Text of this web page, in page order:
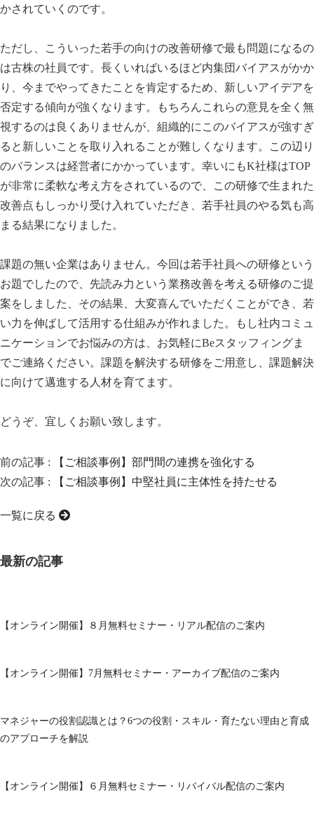
かされていくのです。
ただし、こういった若手の向けの改善研修で最も問題になるの
は古株の社員です。長くいればいるほど内集団バイアスがかか
り、今までやってきたことを肯定するため、新しいアイデアを
否定する傾向が強くなります。もちろんこれらの意見を全く無
視するのは良くありませんが、組織的にこのバイアスが強すぎ
ると新しいことを取り入れることが難しくなります。この辺り
のバランスは経営者にかかっています。幸いにもK社様はTOP
が非常に柔軟な考え方をされているので、この研修で生まれた
改善点もしっかり受け入れていただき、若手社員のやる気も高
まる結果になりました。
課題の無い企業はありません。今回は若手社員への研修という
お題でしたので、先読み力という業務改善を考える研修のご提
案をしました、その結果、大変喜んでいただくことができ、若
い力を伸ばして活用する仕組みが作れました。もし社内コミュ
ニケーションでお悩みの方は、お気軽にBeスタッフィングま
でご連絡ください。課題を解決する研修をご用意し、課題解決
に向けて邁進する人材を育てます。
どうぞ、宜しくお願い致します。
前の記事 :
【ご相談事例】部門間の連携を強化する
次の記事 :
【ご相談事例】中堅社員に主体性を持たせる
一覧に戻る
最新の記事
【オンライン開催】８月無料セミナー・リアル配信のご案内
【オンライン開催】7月無料セミナー・アーカイブ配信のご案内
マネジャーの役割認識とは？6つの役割・スキル・育たない理由と育成
のアプローチを解説
【オンライン開催】６月無料セミナー・リバイバル配信のご案内